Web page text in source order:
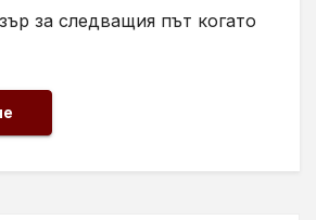
за следващия път когато